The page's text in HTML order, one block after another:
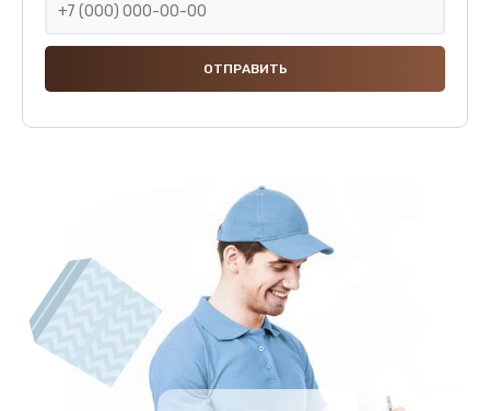
Замена панелей
Ремонт термостата
1600 руб.
Заказать
Замена клапана термоблока
1800 руб.